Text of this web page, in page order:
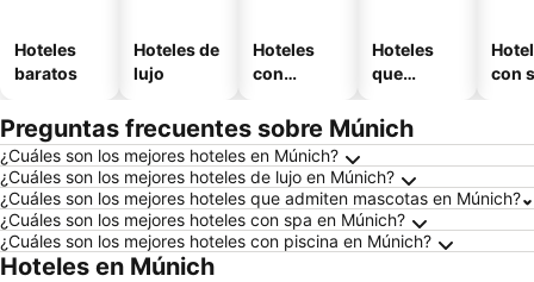
Hoteles
baratos
Hoteles de
lujo
Hoteles
con
Hoteles
que
mascotas
con
Preguntas frecuentes sobre Múnich
¿Cuáles son los mejores hoteles en Múnich?
¿Cuáles son los mejores hoteles de lujo en Múnich?
¿Cuáles son los mejores hoteles que admiten mascotas en Múnich?
¿Cuáles son los mejores hoteles con spa en Múnich?
¿Cuáles son los mejores hoteles con piscina en Múnich?
Hoteles en Múnich